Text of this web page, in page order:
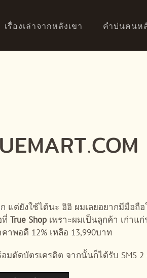
เรื่องเล่าจากหลังเขา คำบ่นฅนห
แต่ยังใช้ได้นะ อิอิ ผมเลยอยากมีมือถื
ที่ True Shop เพราะผมเป็นลูกค้า เก่าแ
าพอดี 12% เหลือ 13,990บาท
ตัดบัตรเครดิต จากนั้นก็ได้รับ SMS